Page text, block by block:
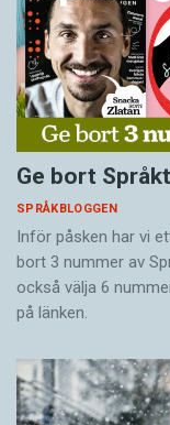
Ge bort
SPRÅKBLOGGEN
Inför påsken har vi
bort 3 nummer av
också välja 6
på länken.